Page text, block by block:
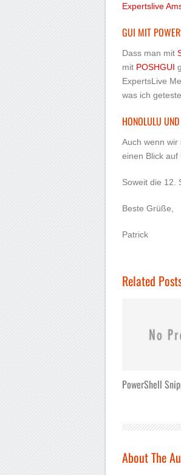
Expertslive
GUI MIT
Dass man mit
mit POSHGUI
ExpertsLive
was ich
HONOLULU
Auch wenn wir
einen Blick auf
Soweit die 12.
Beste Grüße,
Patrick
Related
PowerShell
About The